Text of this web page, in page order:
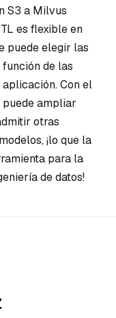
S3 a Milvus
es flexible en
puede elegir las
función de las
Con el
puede ampliar
otras
¡lo que la
para la
de datos!